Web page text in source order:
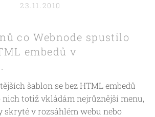
23.11.2010
co Webnode spustilo
embedů v
šablon se bez HTML embedů
nich totiž vkládám nejrůznější menu,
skryté v rozsáhlém webu nebo